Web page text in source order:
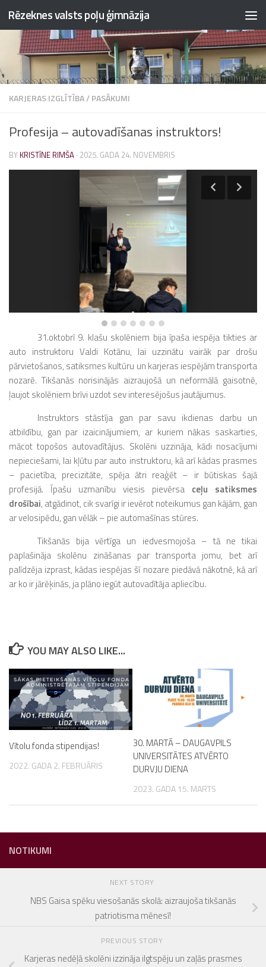
Skip to content
Rēzeknes valsts poļu ģimnāzija
KARJERAS IZGLĪTĪBA/PASĀKUMI
Profesija – autovadīšanas instruktors!
BY KRISTĪNE RIMŠA · 2025. GADA 24. NOVEMBRIS
31.oktobrī 9. klašu skolēniem bija īpaša iespēja tikties ar
auto instruktoru Valdi Kotānu, lai uzzinātu vairāk par drošu
pārvietošanos, satiksmes kultūru un karjeras iespējām transporta
nozarē. Tikšanās norisinājās aizraujošā un neformālā gaisotnē,
ļaujot skolēniem brīvi uzdot sev interesējošus jautājumus.
Instruktors stāstīja gan par savu ikdienas darbu un
atbildību, gan par izaicinājumiem, ar kuriem nākas saskarties,
mācot topošos autovadītājus. Skolēni uzzināja, kādi nosacījumi
nepieciešami, lai kļūtu par auto instruktoru, kā arī kādas prasmes
– pacietība, precizitāte, spēja ātri reaģēt – ir būtiskas šajā
profesijā. Īpašu uzmanību viesis pievērsa ceļu satiksmes
drošībai, atgādinot, cik svarīgi ir ievērot noteikumus gan kājām, gan
ar velosipēdu, gan vēlāk – pie automašīnas stūres.
Tikšanās bija vērtīga un iedvesmojoša – tā ne tikai
paplašināja skolēnu zināšanas par transporta jomu, bet arī
palīdzēja izprast, kādas iespējas šī nozare piedāvā nākotnē, kā arī
ar ko ir jārēķinās, ja plāno iegūt autovadītāja apliecību.
YOU MAY ALSO LIKE...
Vītolu fonda stipendijas!
2022. GADA 2. FEBRUĀRIS
30. MARTĀ – DAUGAVPILS
UNIVERSITĀTES ATVĒRTO
DURVJU DIENA
2023. GADA 15. MARTS
NOTIKUMI
NEXT STORY
NBS Gaisa spēku viesošanās skolā: aizraujoša tikšanās
patriotisma mēnesī!
PREVIOUS STORY
Karjeras nedēļā skolēni izzināja ilgtspēju un zaļās prasmes